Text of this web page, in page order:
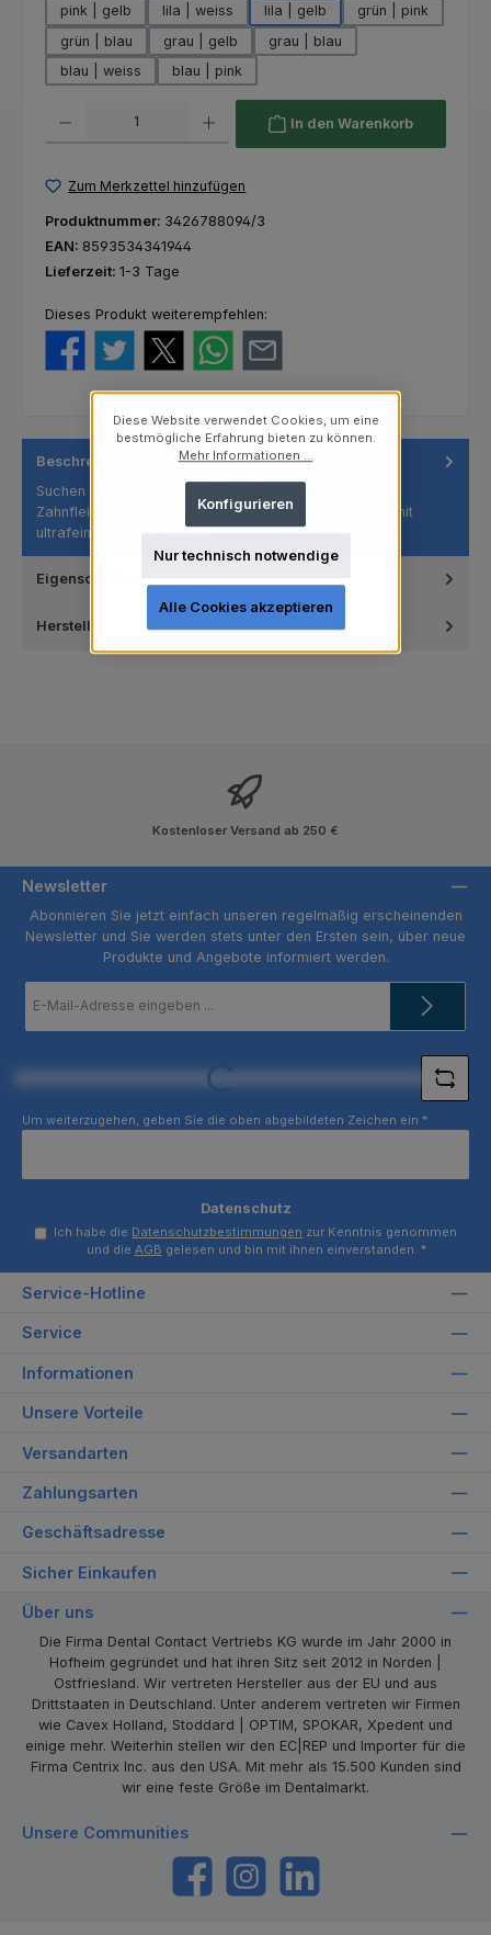
pink | gelb
lila | weiss lila | gelb
grün | pink
grün | blau
grau | gelb
grau | blau
blau | weiss
blau | pink
In den Warenkorb
Zum Merkzettel hinzufügen
Produktnummer: 3426788094/3
EAN: 8593534341944
Lieferzeit: 1-3 Tage
Dieses Produkt weiterempfehlen:
Beschreibung
Suchen Sie die sanfteste Pflege für Ihre Zähne und Ihr
Zahnfleisch? Die SPOKAR X ULTRASOFT Zahnbürste mit
ultrafeinen Borste…
Mehr
Eigenschaften
Hersteller
Kostenloser Versand ab 250 €
Newsletter
Abonnieren Sie jetzt einfach unseren regelmäßig erscheinenden
Newsletter und Sie werden stets unter den Ersten sein, über neue
Produkte und Angebote informiert werden.
Mail-
Loading...
Um weiterzugehen, geben Sie die oben abgebildeten Zeichen ein *
Datenschutz
Ich habe die Datenschutzbestimmungen zur Kenntnis genommen
und die AGB gelesen und bin mit ihnen einverstanden. *
Service-Hotline
Service
Informationen
Unsere Vorteile
Versandarten
Zahlungsarten
Geschäftsadresse
Sicher Einkaufen
Über uns
Die Firma Dental Contact Vertriebs KG wurde im Jahr 2000 in
Hofheim gegründet und hat ihren Sitz seit 2012 in Norden |
Ostfriesland. Wir vertreten Hersteller aus der EU und aus
Drittstaaten in Deutschland. Unter anderem vertreten wir Firmen
wie Cavex Holland, Stoddard | OPTIM, SPOKAR, Xpedent und
einige mehr. Weiterhin stellen wir den EC|REP und Importer für die
Firma Centrix Inc. aus den USA. Mit mehr als 15.500 Kunden sind
wir eine feste Größe im Dentalmarkt.
Unsere Communities
https://www.facebook.com/dentalcontact
Instagram
Diese Website verwendet Cookies, um eine
bestmögliche Erfahrung bieten zu können.
Mehr Informationen ...
Nur technisch notwendige
Konfigurieren
Alle Cookies akzeptieren